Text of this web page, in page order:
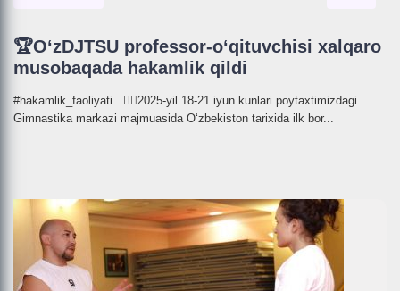
🏆O‘zDJTSU professor-o‘qituvchisi xalqaro
musobaqada hakamlik qildi
#hakamlik_faoliyati 🤸‍♀️2025-yil 18-21 iyun kunlari poytaxtimizdagi
Gimnastika markazi majmuasida O‘zbekiston tarixida ilk bor...